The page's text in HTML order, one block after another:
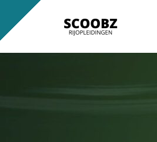
naar
inhoud